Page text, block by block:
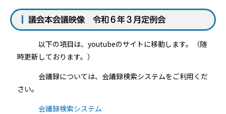
議会本会議映像 令和６年３月定例会
以下の項目は、youtubeのサイトに移動します。（随
時更新しております。）
会議録については、会議録検索システムをご利用くだ
さい。
会議録検索システム